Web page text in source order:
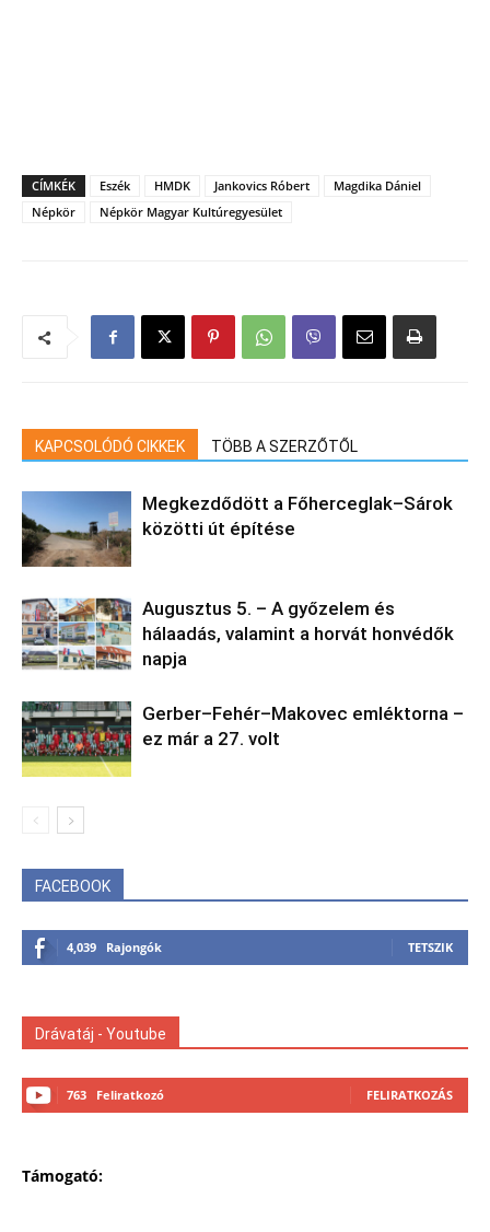
CÍMKÉK Eszék HMDK Jankovics Róbert
Magdika Dániel
Népkör
Népkör Magyar Kultúregyesület
KAPCSOLÓDÓ CIKKEK TÖBB A SZERZŐTŐL
Megkezdődött a Főherceglak–Sárok
közötti út építése
Augusztus 5. – A győzelem és
hálaadás, valamint a horvát honvédők
napja
Gerber–Fehér–Makovec emléktorna –
ez már a 27. volt
FACEBOOK
4,039 Rajongók TETSZIK
Drávatáj - Youtube
763 Feliratkozó FELIRATKOZÁS
Támogató: